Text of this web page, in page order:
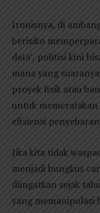
Ironisnya, di
berisiko
data’, politisi kini
mana yang
proyek fisik atau
untuk
efisiensi
Jika kita tidak
menjadi bungkus
diingatkan sejak
yang memanipulasi